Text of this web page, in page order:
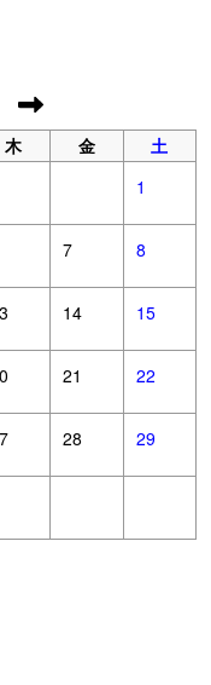
木 金
土
1
7 8
14 15
21 22
28 29